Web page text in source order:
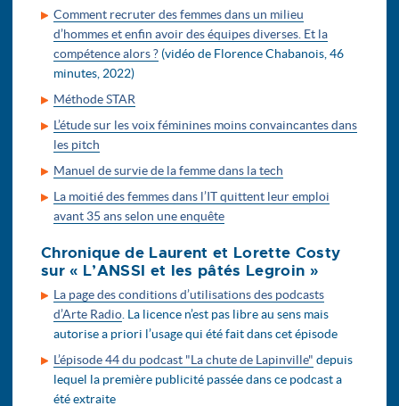
Comment recruter des femmes dans un milieu
d’hommes et enfin avoir des équipes diverses. Et la
compétence alors ? (vidéo de Florence Chabanois, 46
minutes, 2022)
Méthode STAR
L’étude sur les voix féminines moins convaincantes dans
les pitch
Manuel de survie de la femme dans la tech
La moitié des femmes dans l’IT quittent leur emploi
avant 35 ans selon une enquête
Chronique de Laurent et Lorette Costy
sur « L’ANSSI et les pâtés Legroin »
La page des conditions d’utilisations des podcasts
d’Arte Radio . La licence n’est pas libre au sens mais
autorise a priori l’usage qui été fait dans cet épisode
L’épisode 44 du podcast "La chute de Lapinville" depuis
lequel la première publicité passée dans ce podcast a
été extraite